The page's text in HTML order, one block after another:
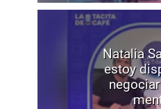
Natalia
estoy